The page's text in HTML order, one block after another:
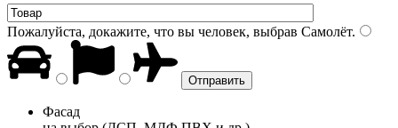
Пожалуйста, докажите, что вы человек, выбрав Самолёт.
Фасад